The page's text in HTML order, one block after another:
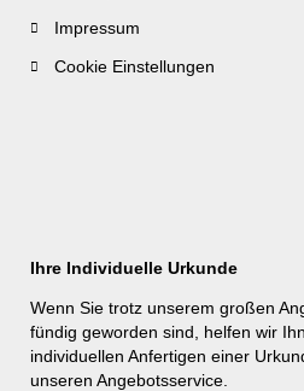
Impressum
Cookie Einstellungen
Ihre Individuelle Urkunde
Wenn Sie trotz unserem großen
fündig geworden sind, helfen wir
individuellen Anfertigen einer
unseren Angebotsservice